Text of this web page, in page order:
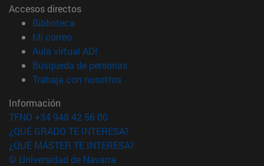
Accesos directos
Biblioteca
Mi correo(abre en nueva ventana)
Aula virtual ADI
Búsqueda de personas(abre en nueva ventana)
Trabaja con nosotros(abre en nueva ventana)
Información
TFNO +34 948 42 56 00
¿QUÉ GRADO TE INTERESA?
¿QUÉ MÁSTER TE INTERESA?
© Universidad de Navarra